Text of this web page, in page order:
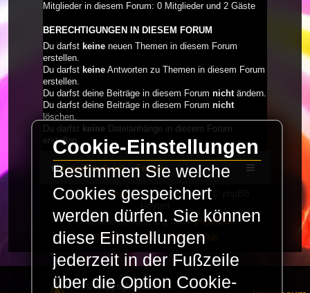
Mitglieder in diesem Forum: 0 Mitglieder und 2 Gäste
BERECHTIGUNGEN IN DIESEM FORUM
Du darfst keine neuen Themen in diesem Forum
erstellen.
Du darfst keine Antworten zu Themen in diesem Forum
erstellen.
Du darfst deine Beiträge in diesem Forum nichtändern.
Du darfst deine Beiträge in diesem Forum nicht
löschen.
Du darfst keine Dateianhänge in diesem Forum
erstellen.
LaserFreak.net Forum
Powered byphpBB® Forum Software © phpBB
Limited
Deutsche Übersetzung durchphpBB.de
PRIVACY_LINK
TERMS_LINK
© Copyright 2025 -
Cookie-Einstellungen
Bestimmen Sie welche
Cookies gespeichert
werden dürfen. Sie können
diese Einstellungen
jederzeit in der Fußzeile
über die Option Cookie-